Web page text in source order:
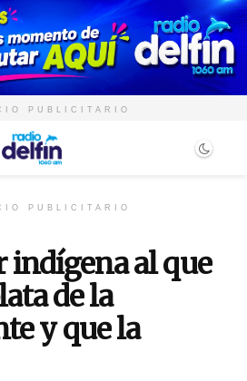
PUBLICITARIO
PUBLICITARIO
indígena al que
de la
y que la